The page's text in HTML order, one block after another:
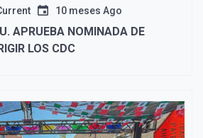
10 meses Ago
APRUEBA NOMINADA DE
LOS CDC